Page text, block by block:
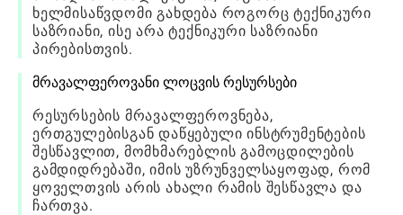
ხელმისაწვდომი გახდება როგორც ტექნიკური
საზრიანი, ისე არა ტექნიკური საზრიანი
პირებისთვის.
მრავალფეროვანი ლოცვის რესურსები
რესურსების მრავალფეროვნება,
ერთგულებისგან დაწყებული ინსტრუმენტების
შესწავლით, მომხმარებლის გამოცდილების
გამდიდრებაში, იმის უზრუნველსაყოფად, რომ
ყოველთვის არის ახალი რამის შესწავლა და
ჩართვა.